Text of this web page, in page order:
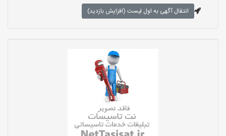
انتقال آگهی به اول لیست (افزایش بازدید)